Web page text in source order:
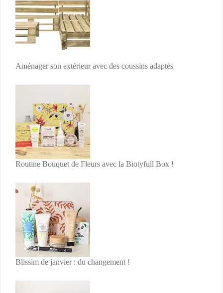
Aménager son extérieur avec des coussins adaptés
Routine Bouquet de Fleurs avec la Biotyfull Box !
Blissim de janvier : du changement !